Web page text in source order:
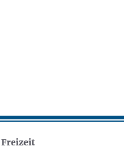
Freizeit